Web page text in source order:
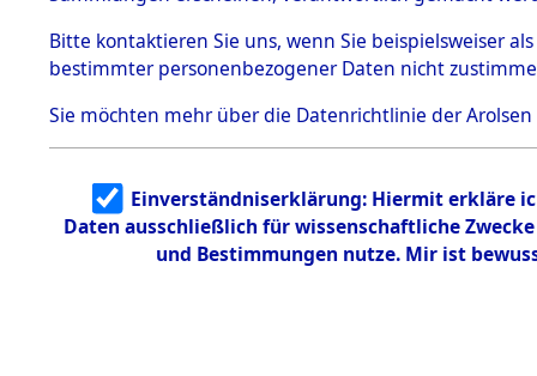
5.3.1 Alliierte
Erhebungen
zu
Todesmärsch
en
5.3.2
Identifizierun
g
5.3.3
Todesmärsch
Branch -
Bitte kontaktieren Sie uns, wenn Sie beispielsweiser
bestimmter personenbezogener Daten nicht
Sie möchten mehr über die Datenrichtlinie der Arolsen
Einverständniserklärung: Hiermit erkläre
Daten ausschließlich für wissenschaftliche
und Bestimmungen nutze. Mir ist